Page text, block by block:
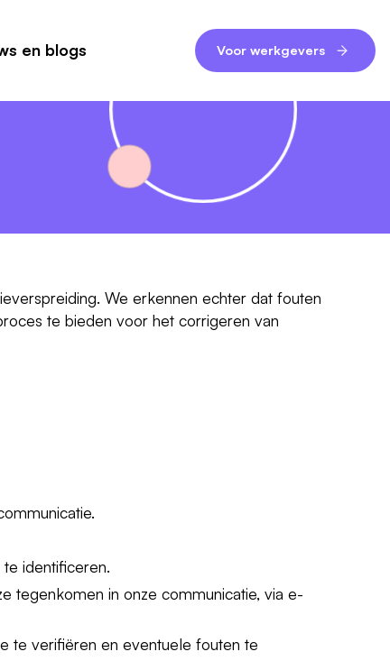
en blogs Voor werkgevers
We erkennen echter dat fouten
te bieden voor het corrigeren van
identificeren.
tegenkomen in onze communicatie, via e-
te verifiëren en eventuele fouten te